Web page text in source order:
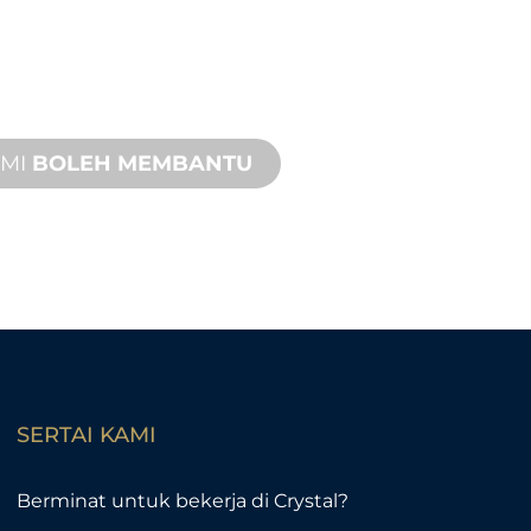
BOLEH MEMBANTU
SERTAI KAMI
Berminat untuk bekerja di Crystal?